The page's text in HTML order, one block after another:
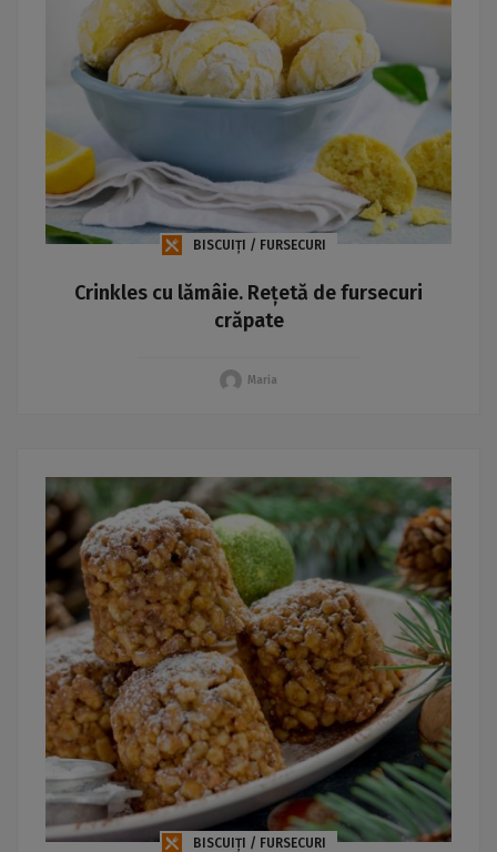
BISCUIȚI / FURSECURI
Crinkles cu lămâie. Rețetă de fursecuri
crăpate
Maria
BISCUIȚI / FURSECURI